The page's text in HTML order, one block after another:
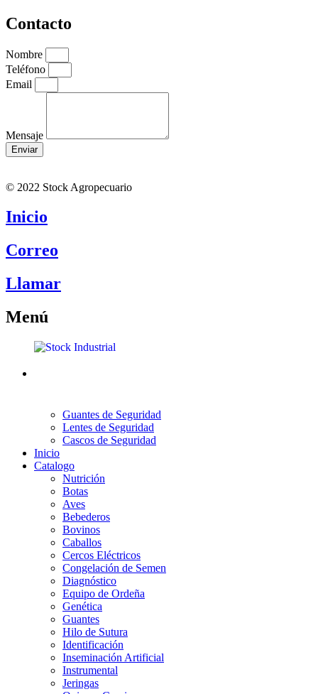
Contacto
Nombre
Teléfono
Email
Mensaje
Enviar
© 2022 Stock Agropecuario
Inicio
Correo
Llamar
Menú
Guantes de Seguridad
Lentes de Seguridad
Cascos de Seguridad
Inicio
Catalogo
Nutrición
Botas
Aves
Bebederos
Bovinos
Caballos
Cercos Eléctricos
Congelación de Semen
Diagnóstico
Equipo de Ordeña
Genética
Guantes
Hilo de Sutura
Identificación
Inseminación Artificial
Instrumental
Jeringas